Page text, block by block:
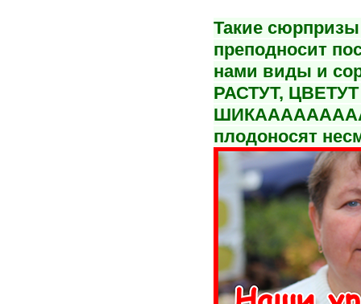
Такие
преподносит
нами виды и
РАСТУТ,
плодоносят